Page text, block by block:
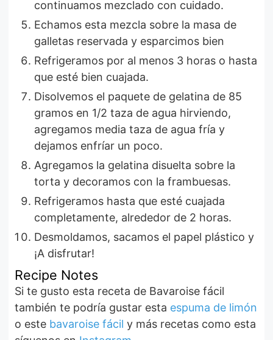
continuamos mezclado con cuidado.
Echamos esta mezcla sobre la masa de
galletas reservada y esparcimos bien
Refrigeramos por al menos 3 horas o hasta
que esté bien cuajada.
Disolvemos el paquete de gelatina de 85
gramos en 1/2 taza de agua hirviendo,
agregamos media taza de agua fría y
dejamos enfríar un poco.
Agregamos la gelatina disuelta sobre la
torta y decoramos con la frambuesas.
Refrigeramos hasta que esté cuajada
completamente, alrededor de 2 horas.
Desmoldamos, sacamos el papel plástico y
¡A disfrutar!
Recipe Notes
Si te gusto esta receta de Bavaroise fácil
también te podría gustar esta espuma de limón
o este bavaroise fácil y más recetas como esta